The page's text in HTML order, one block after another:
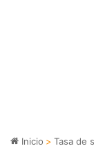
Inicio > Tasa de